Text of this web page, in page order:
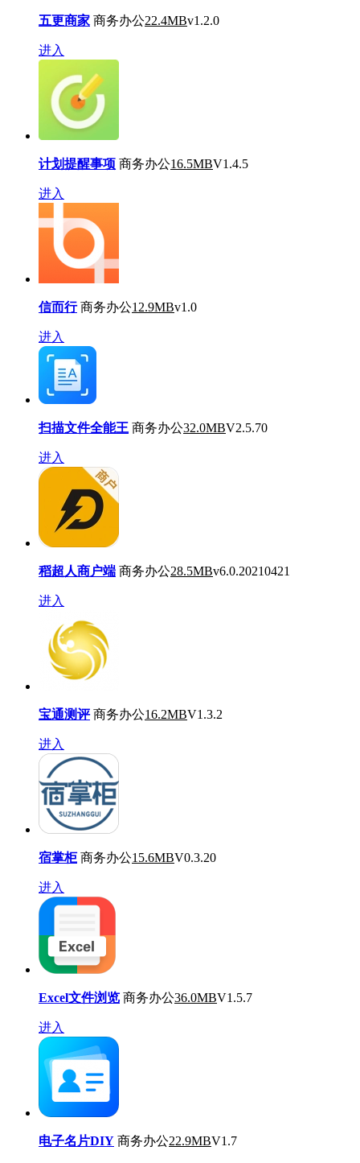
五更商家 商务办公22.4MBv1.2.0
进入
计划提醒事项 商务办公16.5MBV1.4.5
进入
信而行 商务办公12.9MBv1.0
进入
扫描文件全能王 商务办公32.0MBV2.5.70
进入
稻超人商户端 商务办公28.5MBv6.0.20210421
进入
宝通测评 商务办公16.2MBV1.3.2
进入
宿掌柜 商务办公15.6MBV0.3.20
进入
Excel文件浏览 商务办公36.0MBV1.5.7
进入
电子名片DIY 商务办公22.9MBV1.7